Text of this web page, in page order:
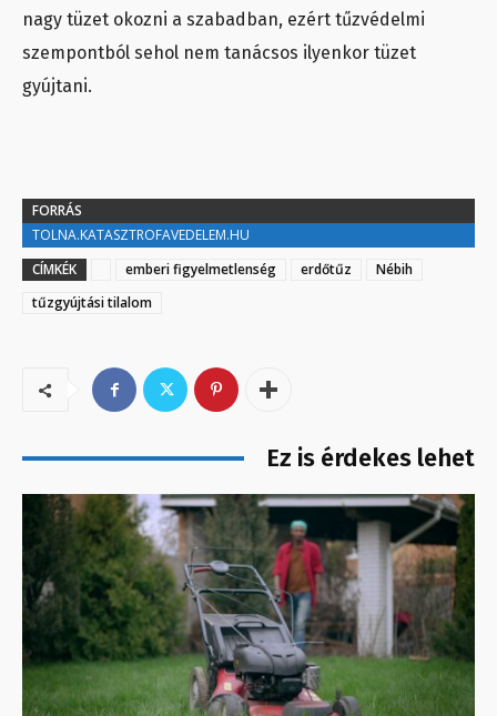
nagy tüzet okozni a szabadban, ezért tűzvédelmi
szempontból sehol nem tanácsos ilyenkor tüzet
gyújtani.
FORRÁS
TOLNA.KATASZTROFAVEDELEM.HU
CÍMKÉK
emberi figyelmetlenség erdőtűz
Nébih
tűzgyújtási tilalom
Ez is érdekes lehet